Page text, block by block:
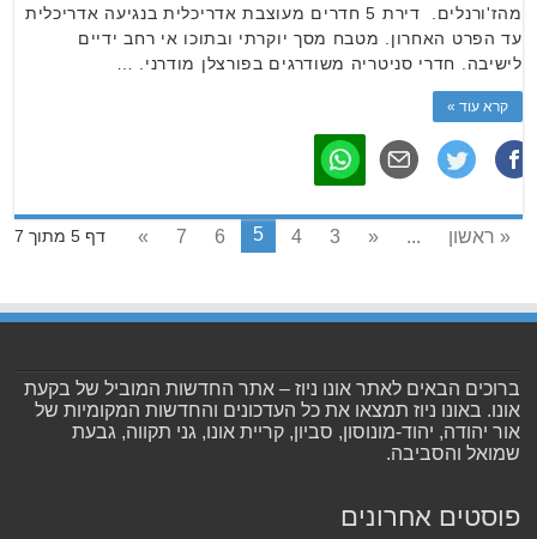
מהז'ורנלים. דירת 5 חדרים מעוצבת אדריכלית בנגיעה אדריכלית
עד הפרט האחרון. מטבח מסך יוקרתי ובתוכו אי רחב ידיים
לישיבה. חדרי סניטריה משודרגים בפורצלן מודרני. …
קרא עוד »
דף 5 מתוך 7 « ראשון ...
«
3
4
5
6
7
»
ברוכים הבאים לאתר אונו ניוז – אתר החדשות המוביל של בקעת
אונו. באונו ניוז תמצאו את כל העדכונים והחדשות המקומיות של
אור יהודה, יהוד-מונוסון, סביון, קריית אונו, גני תקווה, גבעת
שמואל והסביבה.
פוסטים אחרונים